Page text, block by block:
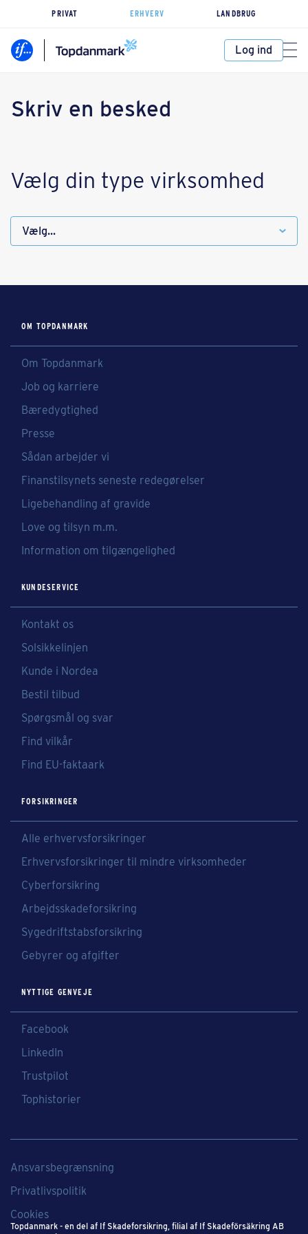
PRIVAT ERHVERV LANDBRUG
Log ind
Skriv en besked
Vælg din type virksomhed
OM TOPDANMARK
Om Topdanmark
Job og karriere
Bæredygtighed
Presse
Sådan arbejder vi
Finanstilsynets seneste redegørelser
Ligebehandling af gravide
Love og tilsyn m.m.
Information om tilgængelighed
KUNDESERVICE
Kontakt os
Solsikkelinjen
Kunde i Nordea
Bestil tilbud
Spørgsmål og svar
Find vilkår
Find EU-faktaark
FORSIKRINGER
Alle erhvervsforsikringer
Erhvervsforsikringer til mindre virksomheder
Cyberforsikring
Arbejdsskadeforsikring
Sygedriftstabsforsikring
Gebyrer og afgifter
NYTTIGE GENVEJE
Facebook
LinkedIn
Trustpilot
Tophistorier
Topdanmark - en del af If Skadeforsikring​, filial af If Skadeförsäkring AB
Ansvarsbegrænsning
Privatlivspolitik
Cookies